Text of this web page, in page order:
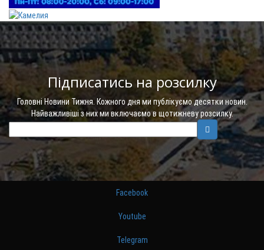
Підписатись на розсилку
Головні Новини Тижня. Кожного дня ми публікуємо десятки новин.
Найважливіші з них ми включаємо в щотижневу розсилку.
Facebook
Youtube
Telegram